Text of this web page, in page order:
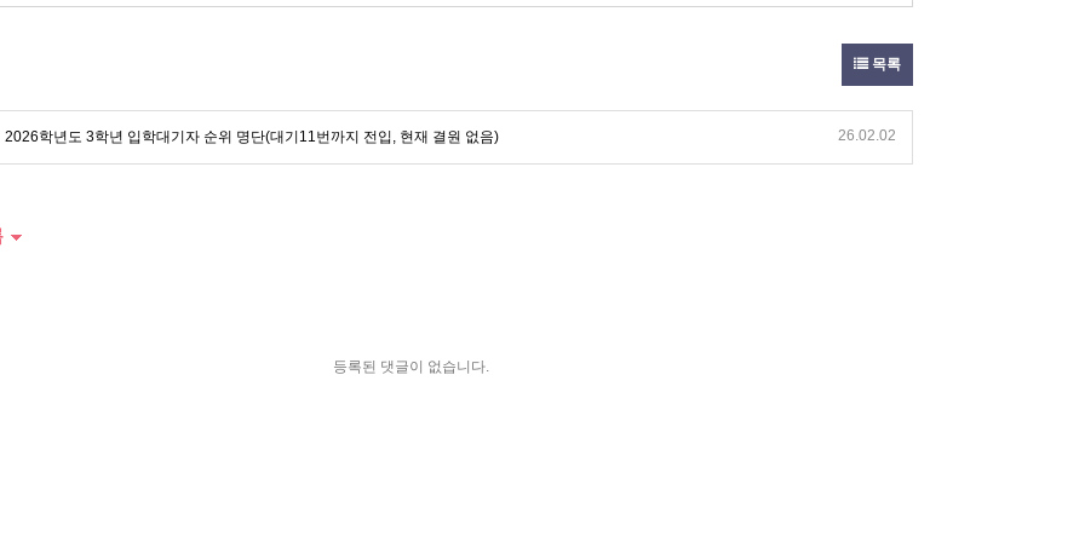
목록
2026학년도 3학년 입학대기자 순위 명단(대기11번까지 전입, 현재 결원 없음) 26.02.02
등록된 댓글이 없습니다.